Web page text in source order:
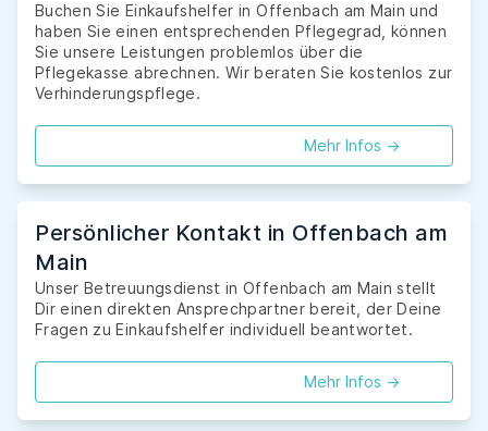
Buchen Sie Einkaufshelfer in Offenbach am Main und
haben Sie einen entsprechenden Pflegegrad, können
Sie unsere Leistungen problemlos über die
Pflegekasse abrechnen. Wir beraten Sie kostenlos zur
Verhinderungspflege.
Mehr Infos ->
Persönlicher Kontakt in Offenbach am
Main
Unser Betreuungsdienst in Offenbach am Main stellt
Dir einen direkten Ansprechpartner bereit, der Deine
Fragen zu Einkaufshelfer individuell beantwortet.
Mehr Infos ->